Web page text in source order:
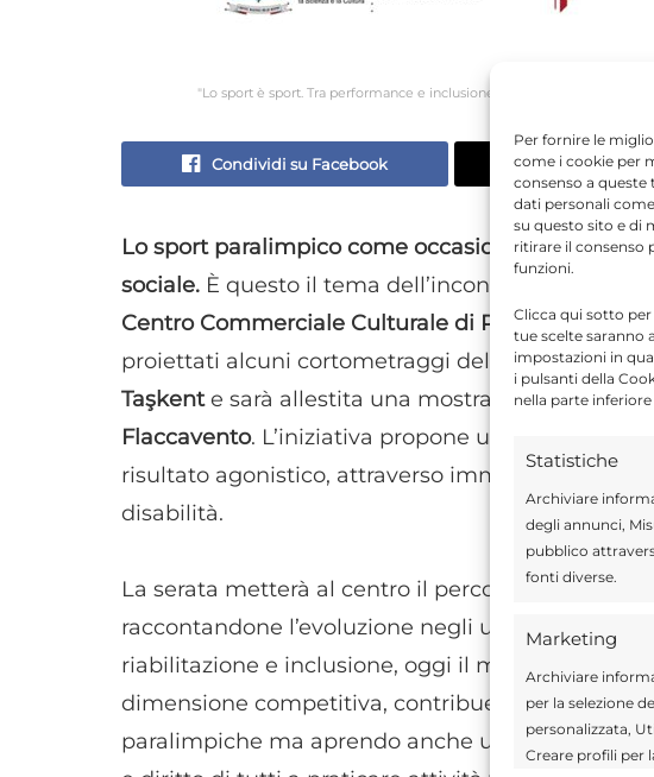
Per fornire le
come i cookie per
consenso a
dati personali
su questo sito e di
ritirare il consenso
funzioni.
Clicca qui sotto
tue scelte saranno
impostazioni in
i pulsanti della
nella parte
Statistiche
Archiviare
degli annunci,
pubblico
fonti diverse.
Marketing
Archiviare
per la selezione
personalizzata,
Creare profili per
"Lo sport è sport. Tra performance e inclusione", in programma il 7
Condividi su Facebook Condividi
Lo sport paralimpico come occasione di
sociale. È questo il tema dell’incontro in
Centro Commerciale Culturale di Ragusa, in via
proiettati alcuni cortometraggi della regista e
Taşkente sarà allestita una mostra fotografica
Flaccavento. L’iniziativa propone un confronto
risultato agonistico, attraverso immagini e
disabilità.
La serata metterà al centro il percorso compiuto
raccontandone l’evoluzione negli ultimi anni.
riabilitazione e inclusione, oggi il movimento ha
dimensione competitiva, contribuendo ad
paralimpiche ma aprendo anche un dibattito